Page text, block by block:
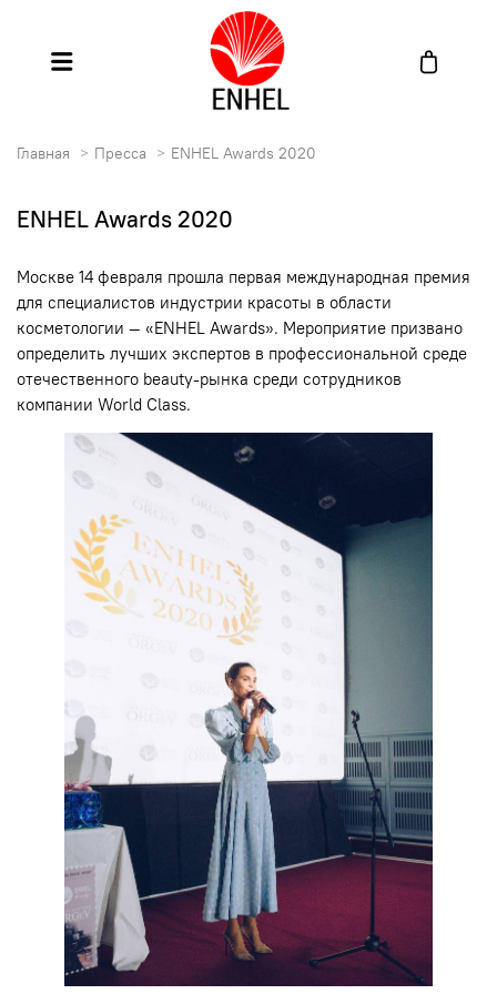
Главная Пресса ENHEL Awards 2020
ENHEL Awards 2020
Москве 14 февраля прошла первая международная премия
для специалистов индустрии красоты в области
косметологии — «ENHEL Awards». Мероприятие призвано
определить лучших экспертов в профессиональной среде
отечественного beauty-рынка среди сотрудников
компании World Class.